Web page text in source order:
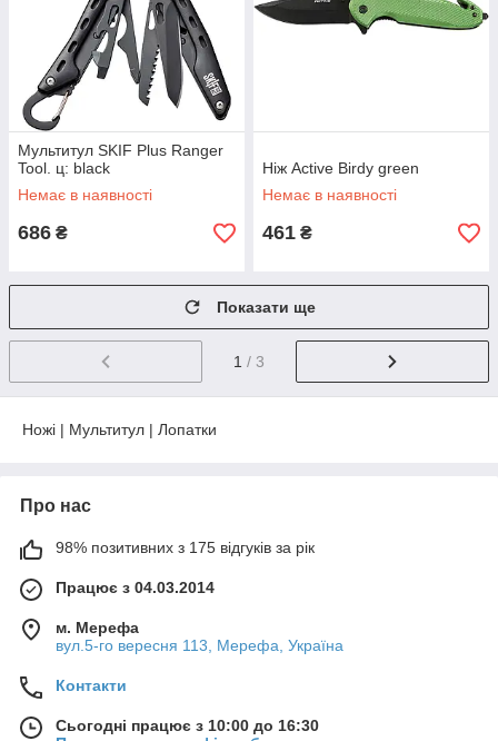
Мультитул SKIF Plus Ranger
Tool. ц: black
Немає в наявності
686 ₴
Ніж Active Birdy green
Немає в наявності
461 ₴
Показати ще
1 / 3
Ножі | Мультитул | Лопатки
Про нас
98% позитивних з 175 відгуків за рік
Працює з 04.03.2014
м. Мерефа
вул.5-го вересня 113, Мерефа, Україна
Контакти
Сьогодні працює з 10:00 до 16:30